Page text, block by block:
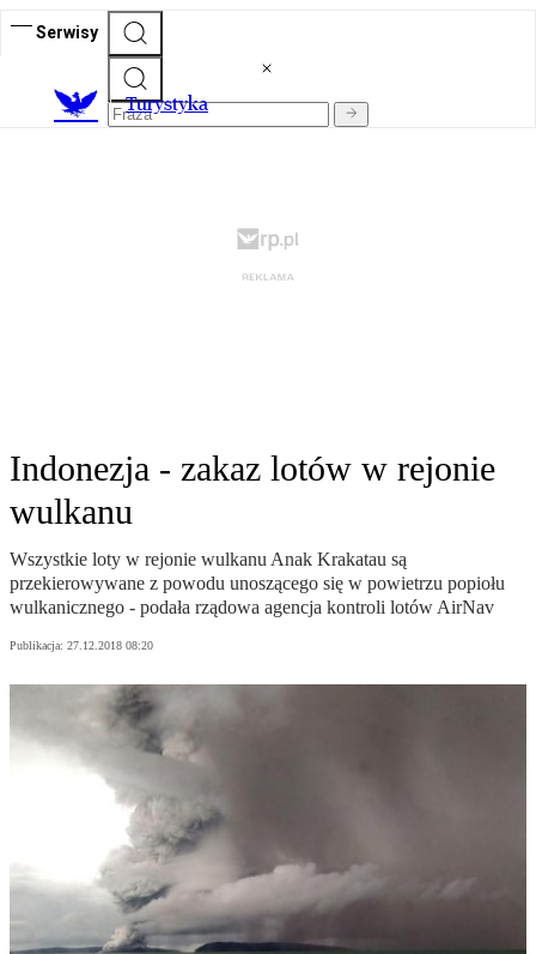
Serwisy
Turystyka
Indonezja - zakaz lotów w rejonie
wulkanu
Wszystkie loty w rejonie wulkanu Anak Krakatau są
przekierowywane z powodu unoszącego się w powietrzu popiołu
wulkanicznego - podała rządowa agencja kontroli lotów AirNav
Publikacja: 27.12.2018 08:20